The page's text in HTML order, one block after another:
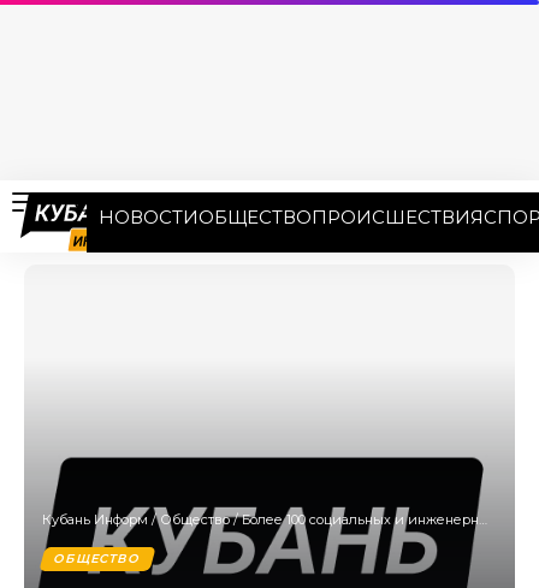
НОВОСТИОБЩЕСТВОПРОИСШЕСТВИЯ
Кубань Информ /Общество/Более 100 социальных и инженерных объектов достроят на Кубани в 2023 году
ОБЩЕСТВО